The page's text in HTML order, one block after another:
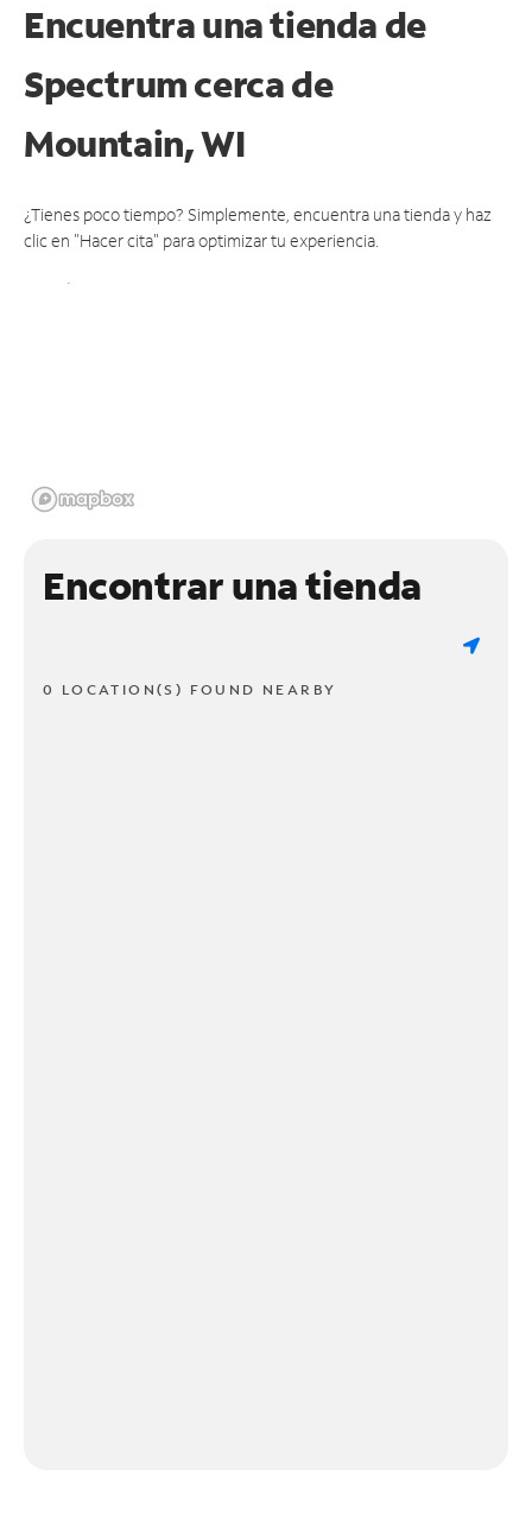
Encuentra una tienda de
Spectrumcerca de
Mountain, WI
¿Tienes poco tiempo? Simplemente, encuentra una tienda y haz
clic en "Hacer cita" para optimizar tu experiencia.
Encontrar una tienda
0 LOCATION(S) FOUND NEARBY